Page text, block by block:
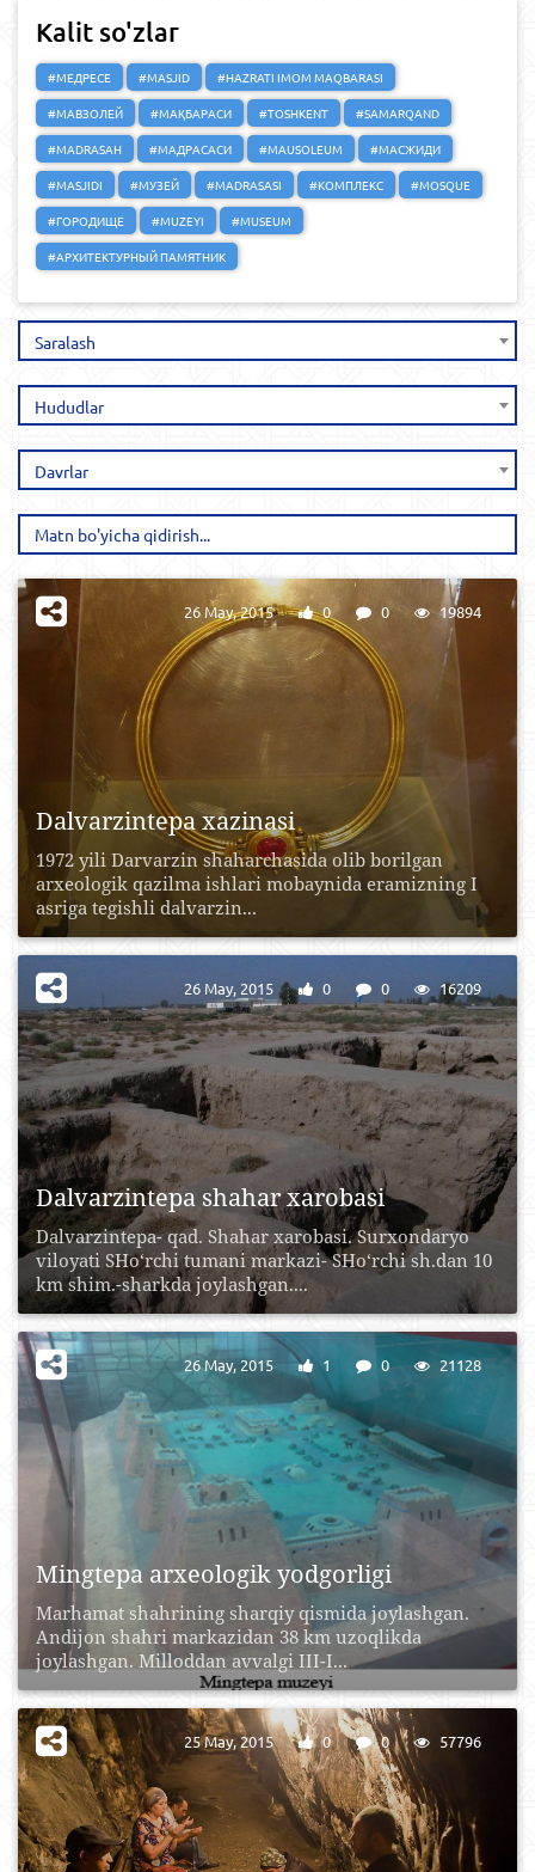
Kalit so'zlar
#МЕДРЕСЕ #MASJID
#HAZRATI IMOM MAQBARASI
#МАВЗОЛЕЙ
#МАҚБАРАСИ #TOSHKENT
#SAMARQAND
#MADRASAH
#МАДРАСАСИ #MAUSOLEUM
#МАСЖИДИ
#MASJIDI
#МУЗЕЙ #MADRASASI #КОМПЛЕКС
#MOSQUE
#ГОРОДИЩЕ
#MUZEYI
#MUSEUM
#АРХИТЕКТУРНЫЙ ПАМЯТНИК
Saralash
Hududlar
Davrlar
Dalvarzintepa xazinasi
1972 yili Darvarzin shaharchasida olib borilgan
arxeologik qazilma ishlari mobaynida eramizning I
asriga tegishli dalvarzin...
26 May, 2015 0 0 19894
Dalvarzintepa shahar xarobasi
Dalvarzintepa- qad. Shahar xarobasi. Surxondaryo
viloyati SHo‘rchi tumani markazi- SHo‘rchi sh.dan 10
km shim.-sharkda joylashgan....
26 May, 2015 0 0 16209
Mingtepa arxeologik yodgorligi
Marhamat shahrining sharqiy qismida joylashgan.
Andijon shahri markazidan 38 km uzoqlikda
joylashgan. Milloddan avvalgi III-I...
26 May, 2015 1 0 21128
25 May, 2015 0 0 57796